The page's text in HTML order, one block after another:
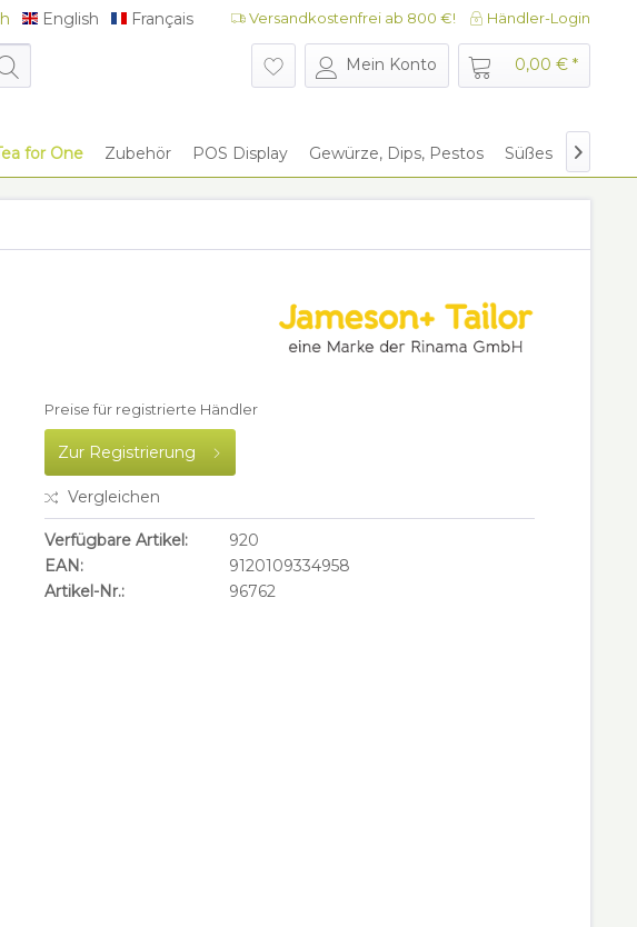
English
English Français
Français Versandkostenfrei ab 800 €! Händler-Login
Mein Konto 0,00 € *
for One Zubehör POS Display Gewürze, Dips, Pestos Süßes Give

Preise für registrierte Händler
Zur Registrierung
Vergleichen
Verfügbare Artikel:
920
EAN:
9120109334958
Artikel-Nr.:
96762